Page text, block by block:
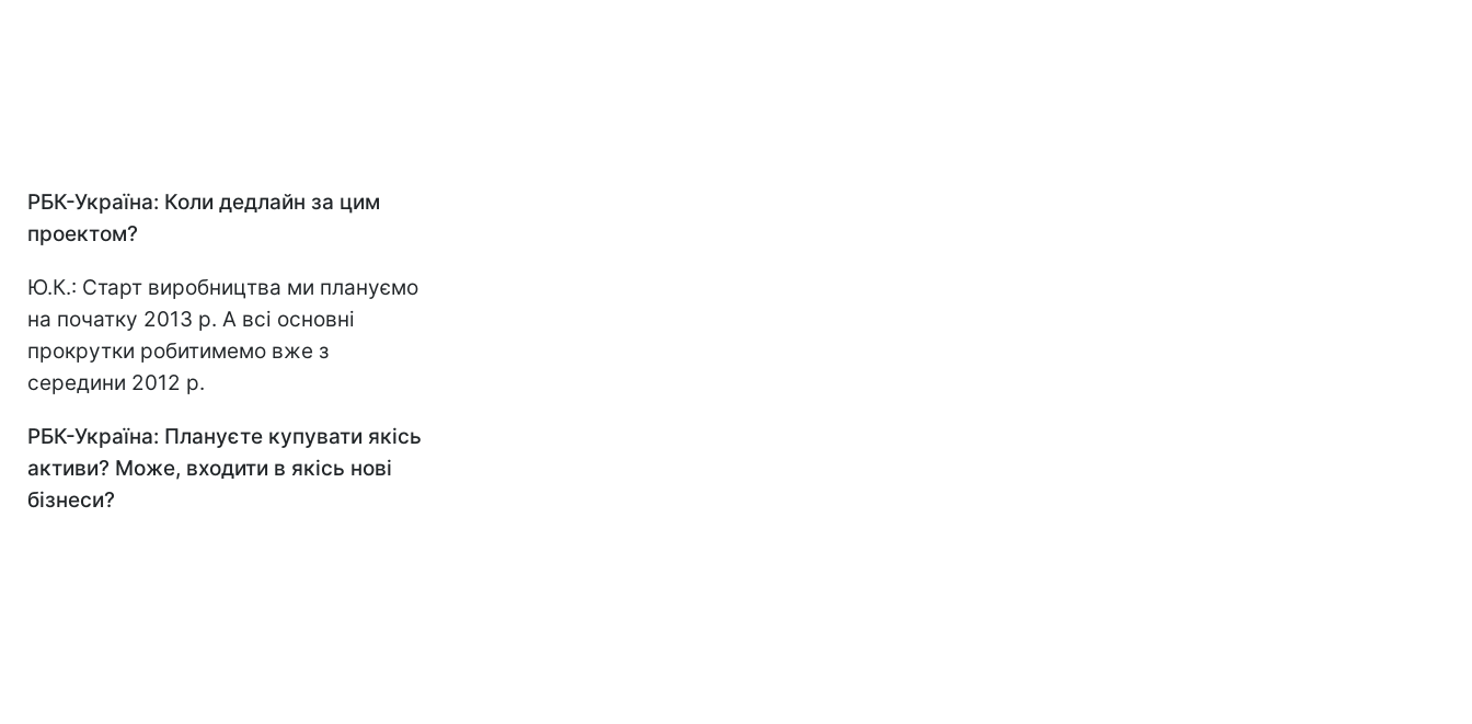
РБК-Україна: Коли дедлайн за цим
проектом?
Ю.К.: Старт виробництва ми плануємо
на початку 2013 р. А всі основні
прокрутки робитимемо вже з
середини 2012 р.
РБК-Україна: Плануєте купувати якісь
активи? Може, входити в якісь нові
бізнеси?